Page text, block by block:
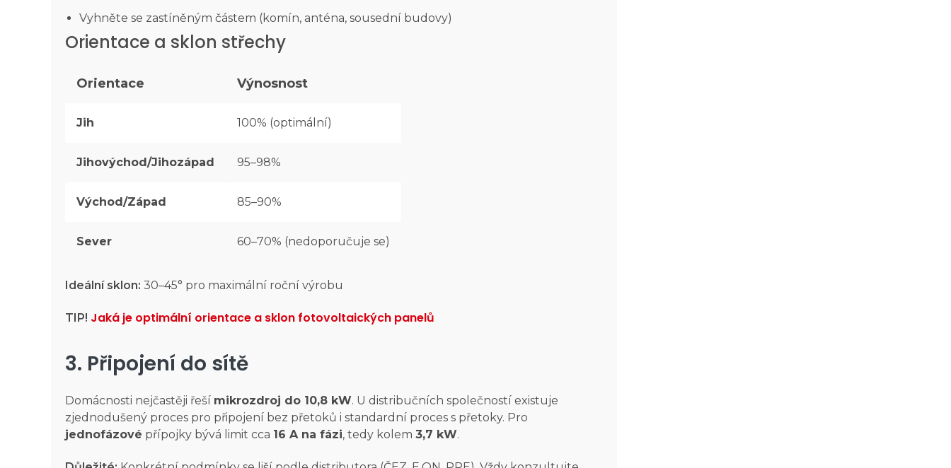
Vyhněte se zastíněným částem (komín, anténa, sousední budovy)
Orientace a sklon střechy
Orientace Výnosnost
Jih 100% (optimální)
Jihovýchod/Jihozápad 95–98%
Východ/Západ 85–90%
Sever 60–70% (nedoporučuje se)
Ideální sklon: 30–45° pro maximální roční výrobu
TIP! Jaká je optimální orientace a sklon fotovoltaických panelů
3. Připojení do sítě
Domácnosti nejčastěji řeší mikrozdroj do 10,8 kW. U distribučních společností existuje
zjednodušený proces pro připojení bez přetoků i standardní proces s přetoky. Pro
jednofázové přípojky bývá limit cca 16 A na fázi, tedy kolem 3,7 kW.